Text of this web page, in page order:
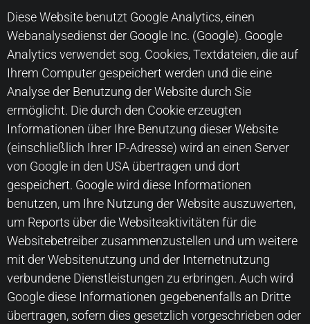
Diese Website benutzt Google Analytics, einen
Webanalysedienst der Google Inc. (Google). Google
Analytics verwendet sog. Cookies, Textdateien, die auf
Ihrem Computer gespeichert werden und die eine
Analyse der Benutzung der Website durch Sie
ermöglicht. Die durch den Cookie erzeugten
Informationen über Ihre Benutzung dieser Website
(einschließlich Ihrer IP-Adresse) wird an einen Server
von Google in den USA übertragen und dort
gespeichert. Google wird diese Informationen
benutzen, um Ihre Nutzung der Website auszuwerten,
um Reports über die Websiteaktivitäten für die
Websitebetreiber zusammenzustellen und um weitere
mit der Websitenutzung und der Internetnutzung
verbundene Dienstleistungen zu erbringen. Auch wird
Google diese Informationen gegebenenfalls an Dritte
übertragen, sofern dies gesetzlich vorgeschrieben oder